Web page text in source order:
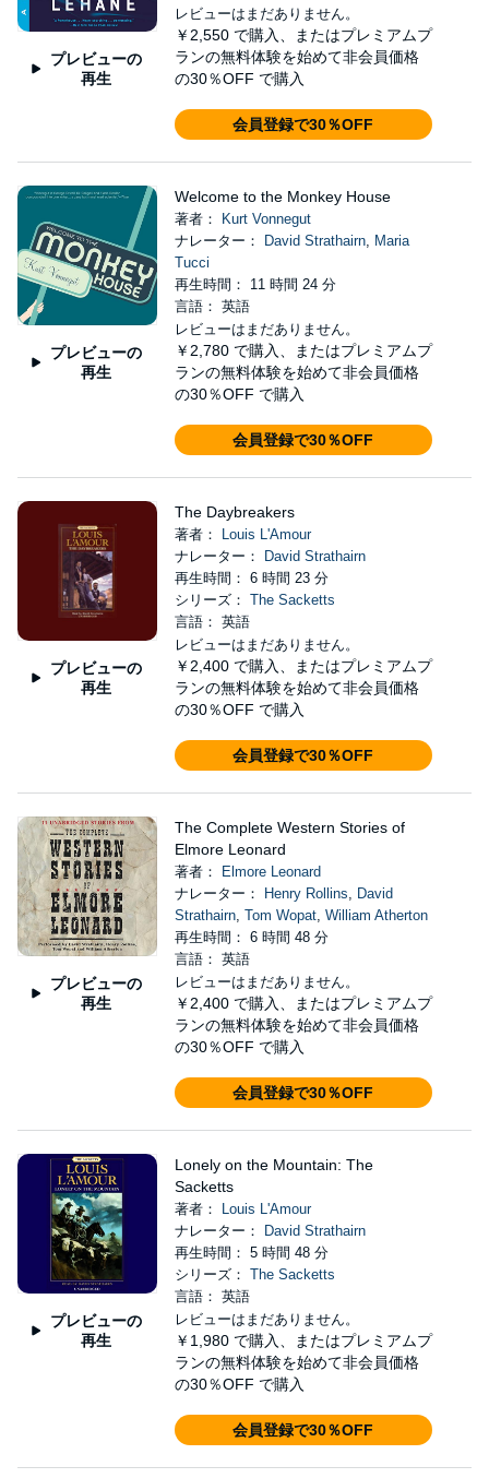
プレビューの
再生
レビューはまだありません。
￥2,550 で購入、またはプレミアムプ
ランの無料体験を始めて非会員価格
の30％OFF で購入
会員登録で30％OFF
プレビューの
再生
Welcome to the Monkey House
著者：
Kurt Vonnegut
ナレーター：
David Strathairn,
Maria
Tucci
再生時間： 11 時間 24 分
言語： 英語
レビューはまだありません。
￥2,780 で購入、またはプレミアムプ
ランの無料体験を始めて非会員価格
の30％OFF で購入
会員登録で30％OFF
プレビューの
再生
The Daybreakers
著者：
Louis L'Amour
ナレーター：
David Strathairn
再生時間： 6 時間 23 分
シリーズ： The Sacketts
言語： 英語
レビューはまだありません。
￥2,400 で購入、またはプレミアムプ
ランの無料体験を始めて非会員価格
の30％OFF で購入
会員登録で30％OFF
プレビューの
再生
The Complete Western Stories of
Elmore Leonard
著者：
Elmore Leonard
ナレーター：
Henry Rollins
David
Strathairn, Tom Wopat, William Atherton
再生時間： 6 時間 48 分
言語： 英語
レビューはまだありません。
￥2,400 で購入、またはプレミアムプ
ランの無料体験を始めて非会員価格
の30％OFF で購入
会員登録で30％OFF
プレビューの
再生
Lonely on the Mountain: The
Sacketts
著者：
Louis L'Amour
ナレーター：
David Strathairn
再生時間： 5 時間 48 分
シリーズ： The Sacketts
言語： 英語
レビューはまだありません。
￥1,980 で購入、またはプレミアムプ
ランの無料体験を始めて非会員価格
の30％OFF で購入
会員登録で30％OFF